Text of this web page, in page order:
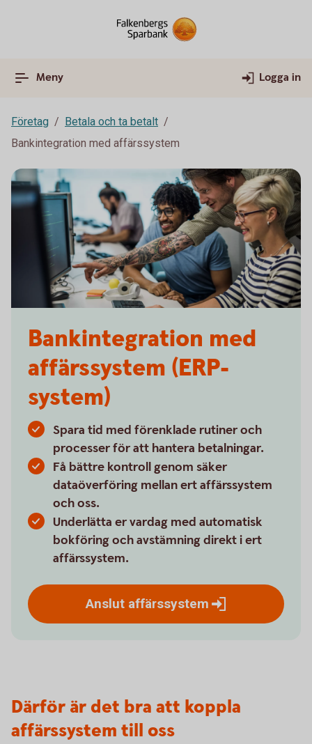
Meny Logga in
Företag
Betala och ta betalt
Bankintegration med affärssystem
Bankintegration med
affärssystem (ERP-
system)
Spara tid med förenklade rutiner och
processer för att hantera betalningar.
Få bättre kontroll genom säker
dataöverföring mellan ert affärssystem
och oss.
Underlätta er vardag med automatisk
bokföring och avstämning direkt i ert
affärssystem.
Anslut affärssystem
Därför är det bra att koppla
affärssystem till oss